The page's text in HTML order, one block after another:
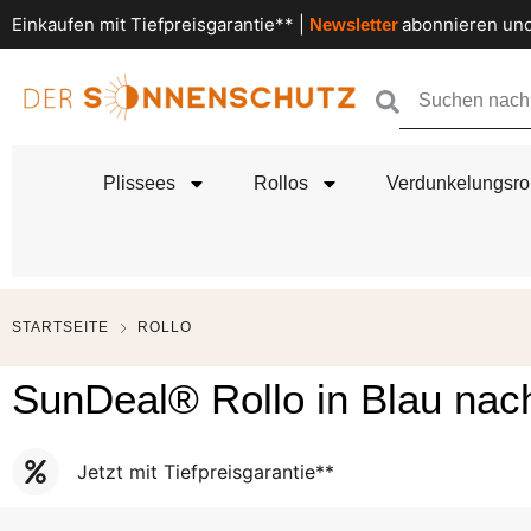
Einkaufen mit Tiefpreisgarantie** | Newsletterabonnieren
Plissees Rollos
STARTSEITE ROLLO
SunDeal® Rollo in Blau
Jetzt mit Tiefpreisgarantie**